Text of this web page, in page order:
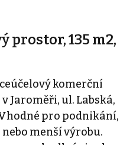
prostor, 135 m2,
komerční
Jaroměři, ul. Labská,
pro podnikání,
menší výrobu.